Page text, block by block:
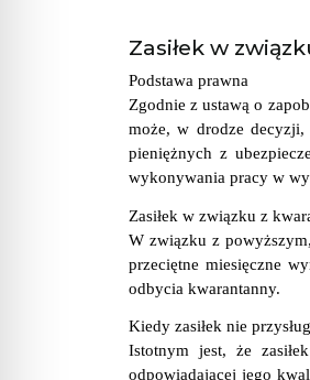
Zasiłek w
Podstawa prawna
Zgodnie z ustawą o
może, w drodze decyzji,
pieniężnych z
wykonywania pracy w
Zasiłek w związku z
W związku z
przeciętne miesięczne
odbycia kwarantanny.
Kiedy zasiłek nie
Istotnym jest, że
odpowiadającej jego